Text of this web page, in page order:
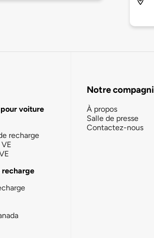
voiture
recharge
recharge
Notre
À propos
Salle de presse
Contactez-nous